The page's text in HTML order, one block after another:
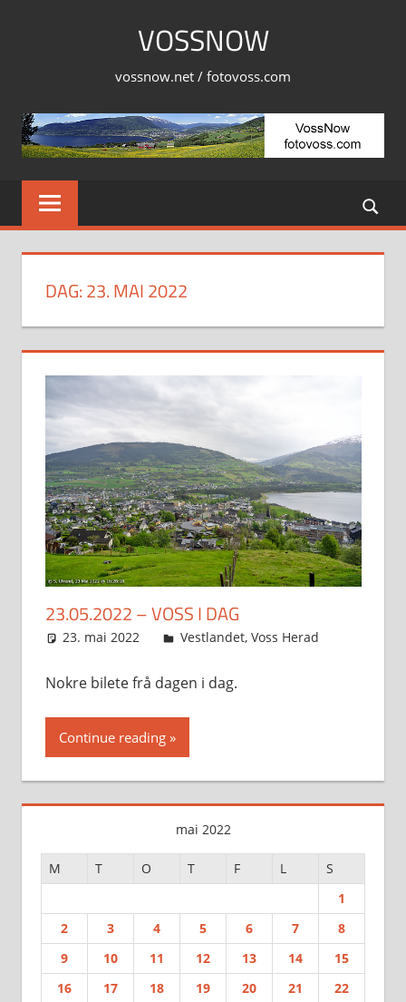
VOSSNOW
vossnow.net / fotovoss.com
DAG:23. MAI 2022
23.05.2022 – VOSS I DAG
23. mai 2022 Svein
Vestlandet, Voss Herad
Nokre bilete frå dagen i dag.
Continue reading
mai 2022
M T O T F L
S
1
2
3 4 5 6 7
8
9
10 11 12 13 14
15
16
17 18 19 20 21
22